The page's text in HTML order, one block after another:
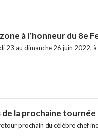
à l’honneur du 8e
23 au dimanche 26 juin 2022,
la prochaine tournée
prochain du célèbre chef